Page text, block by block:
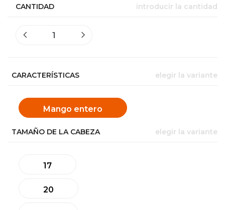
CANTIDAD introducir la cantidad
CARACTERÍSTICAS elegir la variante
Mango entero
TAMAÑO DE LA CABEZA elegir la variante
17
20